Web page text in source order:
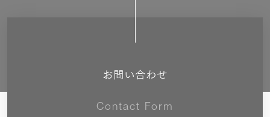
お問い合わせ
Contact Form